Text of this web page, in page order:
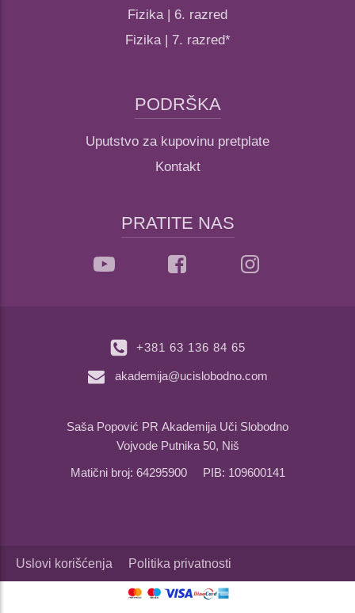
Fizika | 6. razred
Fizika | 7. razred*
PODRŠKA
Uputstvo za kupovinu pretplate
Kontakt
PRATITE NAS
+381 63 136 84 65
akademija@ucislobodno.com
Saša Popović PR Akademija Uči Slobodno
Vojvode Putnika 50, Niš
Matični broj: 64295900 PIB: 109600141
Uslovi korišćenja Politika privatnosti